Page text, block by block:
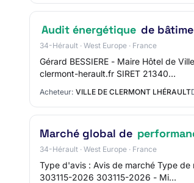
Audit énergétique de
34-Hérault · West Europe · France
Gérard BESSIERE - Maire Hôtel de
clermont-herault.fr SIRET 21340…
Acheteur: VILLE DE CLERMONT LHÉRAULT
Marché global de
34-Hérault · West Europe · France
Type d'avis : Avis de marché Type
303115-2026 303115-2026 - Mi…